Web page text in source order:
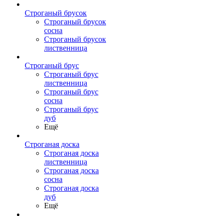
Строганый брусок
Строганый брусок
сосна
Строганый брусок
лиственница
Строганый брус
Строганый брус
лиственница
Строганый брус
сосна
Строганый брус
дуб
Ещё
Строганая доска
Строганая доска
лиственница
Строганая доска
сосна
Строганая доска
дуб
Ещё